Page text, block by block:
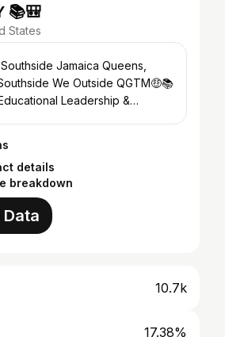
📚🎒
States
Jamaica Queens,
We Outside QGTM🤑📚
Leadership &
details
breakdown
Data
10.7k
17.38%